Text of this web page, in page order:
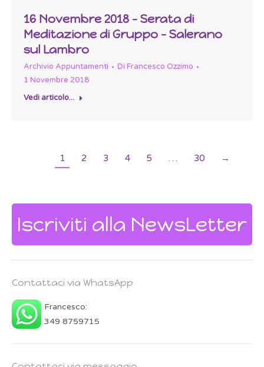
16 Novembre 2018 – Serata di
Meditazione di Gruppo – Salerano
sul Lambro
Archivio Appuntamenti Di Francesco Ozzimo
1 Novembre 2018
Vedi articolo...
1 2 3 4 5 … 30 →
Iscriviti alla NewsLetter
Contattaci via WhatsApp
Francesco:
349 8759715